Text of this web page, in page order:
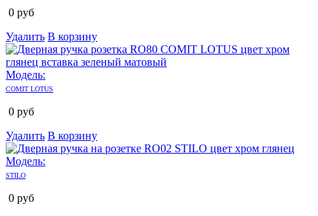
0 руб
Удалить В корзину
Модель:
COMIT LOTUS
0 руб
Удалить В корзину
Модель:
STILO
0 руб